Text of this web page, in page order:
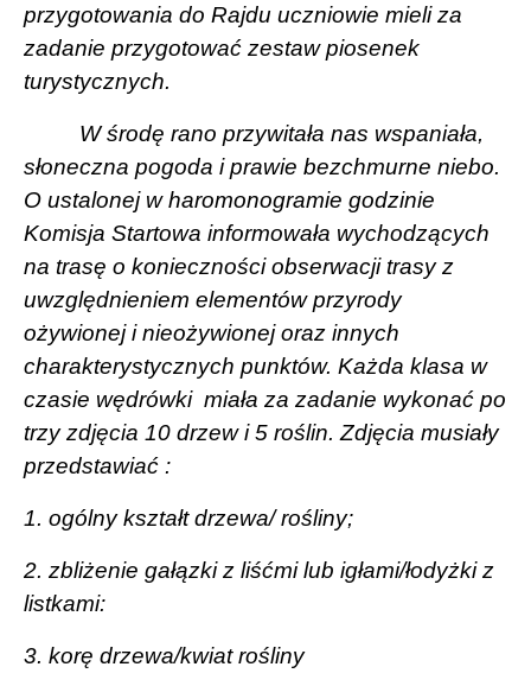
przygotowania do Rajdu uczniowie mieli za
zadanie przygotować zestaw piosenek
turystycznych.
W środę rano przywitała nas wspaniała,
słoneczna pogoda i prawie bezchmurne niebo.
O ustalonej w haromonogramie godzinie
Komisja Startowa informowała wychodzących
na trasę o konieczności obserwacji trasy z
uwzględnieniem elementów przyrody
ożywionej i nieożywionej oraz innych
charakterystycznych punktów. Każda klasa w
czasie wędrówki miała za zadanie wykonać po
trzy zdjęcia 10 drzew i 5 roślin. Zdjęcia musiały
przedstawiać :
1. ogólny kształt drzewa/ rośliny;
2. zbliżenie gałązki z liśćmi lub igłami/łodyżki z
listkami:
3. korę drzewa/kwiat rośliny